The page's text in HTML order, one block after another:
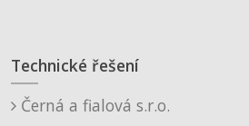
Technické řešení
Černá a fialová s.r.o.